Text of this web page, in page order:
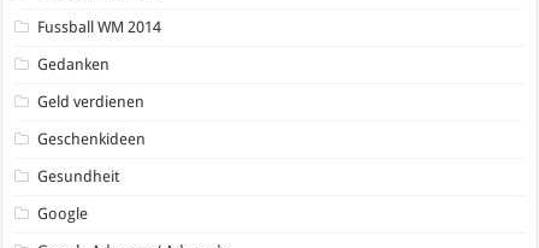
Fussball WM 2014
Gedanken
Geld verdienen
Geschenkideen
Gesundheit
Google